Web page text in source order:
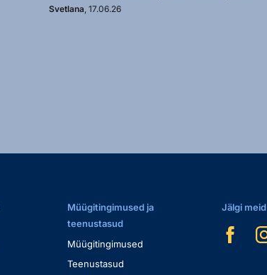
Svetlana, 17.06.26
Müügitingimused ja
teenustasud
Müügitingimused
Teenustasud
Jälgi meid